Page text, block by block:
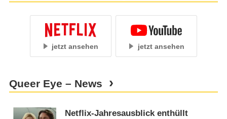
jetzt ansehen jetzt ansehen
Queer Eye – News
Netflix-Jahresausblick enthüllt